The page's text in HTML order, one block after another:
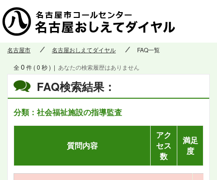
名古屋市 名古屋おしえてダイヤル FAQ一覧
FAQ検索結果：
分類：社会福祉施設の指導監査
全0件 ( 0 秒 ) | あなたの検索履歴はありません
質問内容
アク
セス
数
満足
度